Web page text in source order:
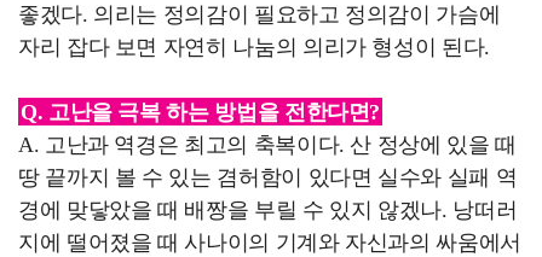
좋겠다. 의리는 정의감이 필요하고 정의감이 가슴에
자리 잡다 보면 자연히 나눔의 의리가 형성이 된다.
Q. 고난을 극복 하는 방법을 전한다면?
A. 고난과 역경은 최고의 축복이다. 산 정상에 있을 때
땅 끝까지 볼 수 있는 겸허함이 있다면 실수와 실패 역
경에 맞닿았을 때 배짱을 부릴 수 있지 않겠나. 낭떠러
지에 떨어졌을 때 사나이의 기계와 자신과의 싸움에서